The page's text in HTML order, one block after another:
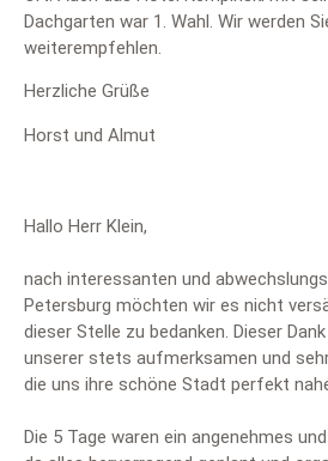
Dachgarten war 1. Wahl. Wir werden
weiterempfehlen.
Herzliche Grüße
Horst und Almut
Hallo Herr Klein,
nach interessanten und
Petersburg möchten wir es nicht
dieser Stelle zu bedanken. Dieser
unserer stets aufmerksamen und
die uns ihre schöne Stadt perfekt
Die 5 Tage waren ein angenehmes